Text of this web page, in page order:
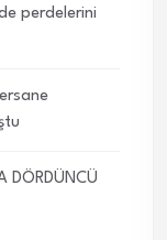
perdelerini
DÖRDÜNCÜ